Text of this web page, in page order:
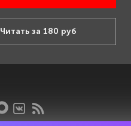
Читать за 180 руб